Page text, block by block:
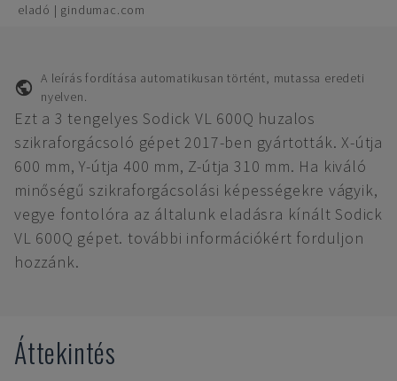
eladó | gindumac.com
A leírás fordítása automatikusan történt, mutassa eredeti
nyelven.
Ezt a 3 tengelyes Sodick VL 600Q huzalos
szikraforgácsoló gépet 2017-ben gyártották. X-útja
600 mm, Y-útja 400 mm, Z-útja 310 mm. Ha kiváló
minőségű szikraforgácsolási képességekre vágyik,
vegye fontolóra az általunk eladásra kínált Sodick
VL 600Q gépet. további információkért forduljon
hozzánk.
Áttekintés